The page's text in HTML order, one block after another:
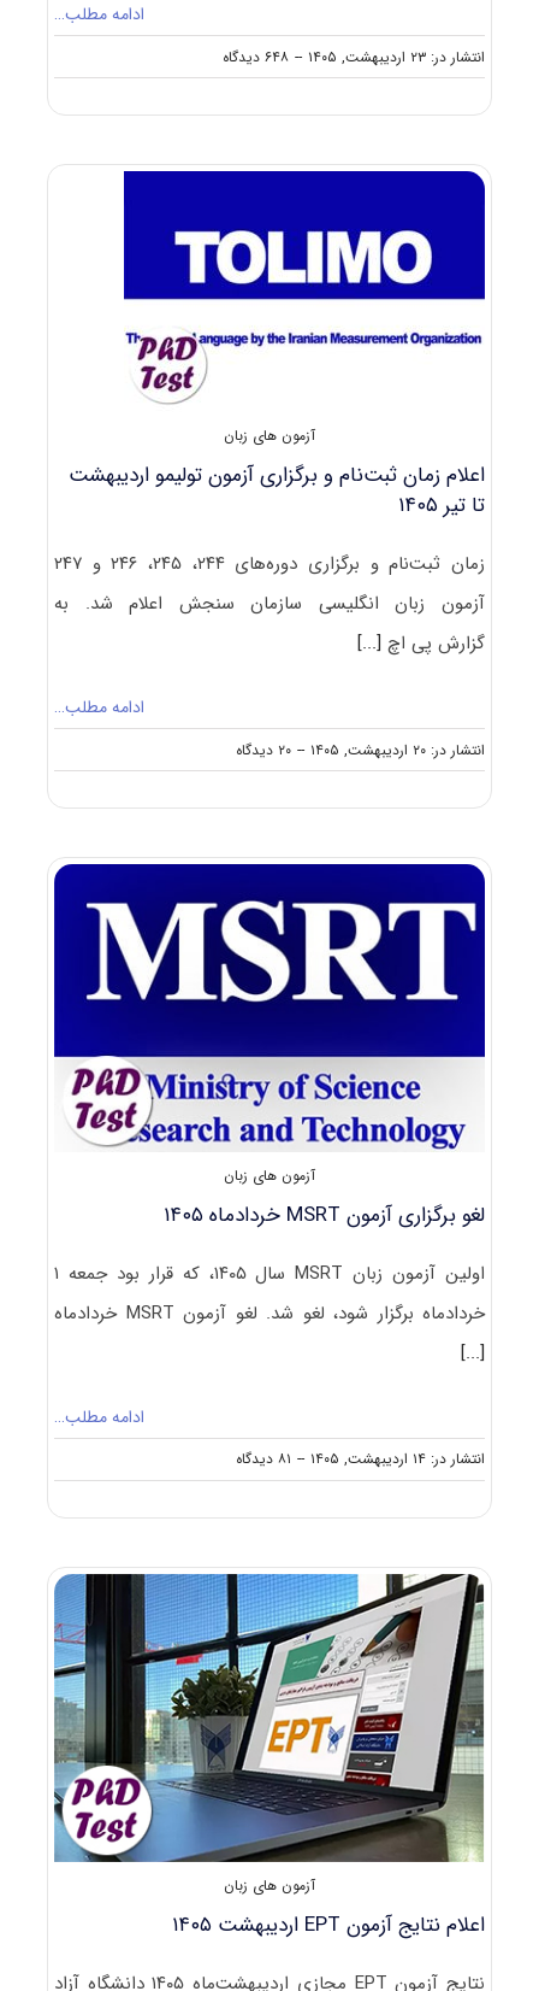
ادامه مطلب…
انتشار در: ۲۳ اردیبهشت, ۱۴۰۵ -- ۶۴۸ دیدگاه
on
تمدید
EPT
آزمون های زبان
اعلام زمان ثبت‌نام و برگزاری آزمون‌ تولیمو اردیبهشت
تا تیر ۱۴۰۵
زمان ثبت‌نام و برگزاری دوره‌‌های ۲۴۴، ۲۴۵، ۲۴۶ و ۲۴۷
آزمون زبان انگلیسی سازمان سنجش اعلام شد. به
گزارش پی اچ[...]
ادامه مطلب…
انتشار در: ۲۰ اردیبهشت, ۱۴۰۵ -- ۲۰ دیدگاه
on
اعلام
برگزاری
تولیمو
اردیبهشت
تا
تیر
۱۴۰۵
آزمون های زبان
لغو برگزاری آزمون MSRT خردادماه ۱۴۰۵
اولین آزمون زبان MSRT سال ۱۴۰۵، که قرار بود جمعه ۱
خردادماه برگزار شود، لغو شد. لغو آزمون MSRT خردادماه
[...]
ادامه مطلب…
انتشار در: ۱۴ اردیبهشت, ۱۴۰۵ -- ۸۱ دیدگاه
on
لغو
خردادماه
۱۴۰۵
آزمون های زبان
اعلام نتایج آزمون EPT اردیبهشت ۱۴۰۵
نتایج آزمون EPT مجازی اردیبهشت‌ماه ۱۴۰۵ دانشگاه آزاد